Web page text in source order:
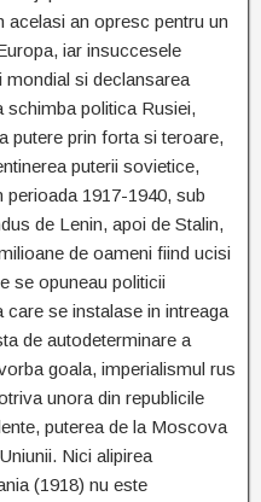
acelasi an opresc pentru un
iar insuccesele
mondial si declansarea
schimba politica Rusiei,
putere prin forta si teroare,
puterii sovietice,
1917-1940, sub
de Lenin, apoi de Stalin,
de oameni fiind ucisi
se opuneau politicii
se instalase in intreaga
de autodeterminare a
goala, imperialismul rus
unora din republicile
puterea de la Moscova
Nici alipirea
(1918) nu este